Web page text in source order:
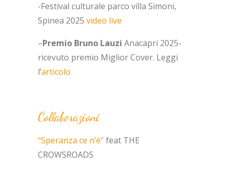
-Festival culturale parco villa Simoni,
Spinea 2025 video live
–Premio Bruno Lauzi Anacapri 2025-
ricevuto premio Miglior Cover. Leggi
l’articolo
Collaborazioni
“Speranza ce n’è”feat THE
CROWSROADS